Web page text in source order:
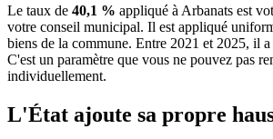
Le taux de 40,1 % appliqué à Arbanats est
votre conseil municipal. Il est appliqué
biens de la commune. Entre 2021 et 2025, il a
C'est un paramètre que vous ne pouvez pas
individuellement.
L'État ajoute sa propre